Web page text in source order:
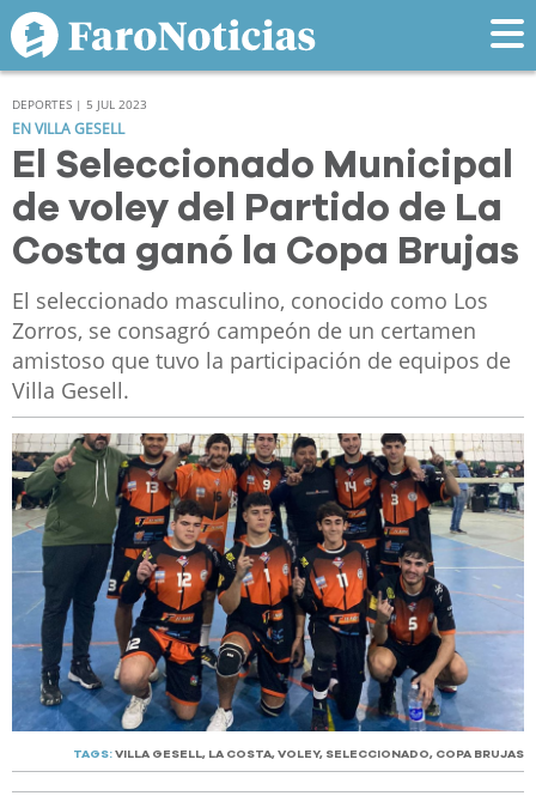
DEPORTES | 5 JUL 2023
EN VILLA GESELL
El Seleccionado Municipal
de voley del Partido de La
Costa ganó la Copa Brujas
El seleccionado masculino, conocido como Los
Zorros, se consagró campeón de un certamen
amistoso que tuvo la participación de equipos de
Villa Gesell.
TAGS: VILLA GESELL, LA COSTA, VOLEY, SELECCIONADO, COPA BRUJAS